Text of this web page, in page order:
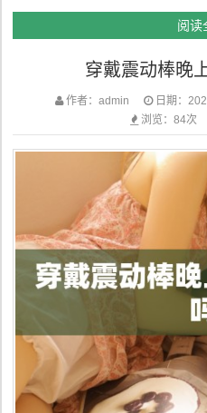
选择、姿态调整等方面，给出一
穿出美丽与自信。 1. 选择合适的款式和面料旗袍的面料和款式对整
体造型至关...
阅读
穿戴震动棒晚
作者：admin 日期：
浏览：84次